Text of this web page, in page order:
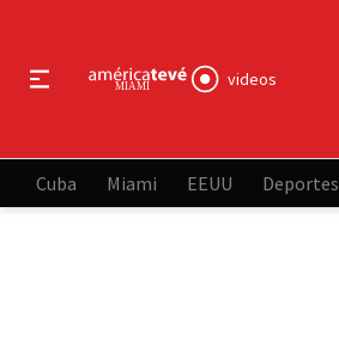
videos
Cuba Miami EEUU Deportes